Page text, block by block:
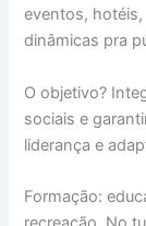
eventos,
dinâmicas pra
O objetivo?
sociais e
liderança e
Formação: